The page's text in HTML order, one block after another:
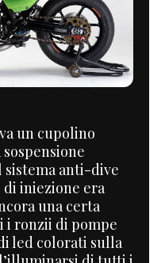
un cupolino
anti-dive
iniezione era
una certa
i ronzii di pompe
led colorati sulla